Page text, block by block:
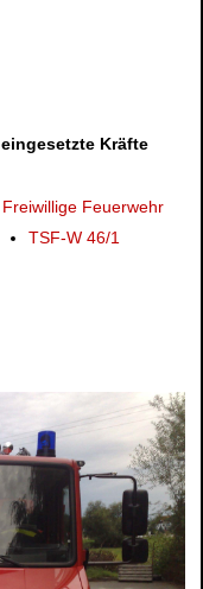
eingesetzte Kräfte
Freiwillige Feuerwehr
TSF-W 46/1